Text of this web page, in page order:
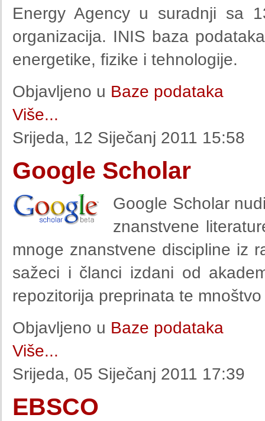
Energy Agency u suradnji sa
organizacija. INIS baza
energetike, fizike i tehnologije.
Objavljeno u Baze podataka
Više...
Srijeda, 12 Siječanj 2011 15:58
Google Scholar
Google Scholar
znanstvene
mnoge znanstvene discipline iz
sažeci i članci izdani od
repozitorija preprinata te
Objavljeno u Baze podataka
Više...
Srijeda, 05 Siječanj 2011 17:39
EBSCO